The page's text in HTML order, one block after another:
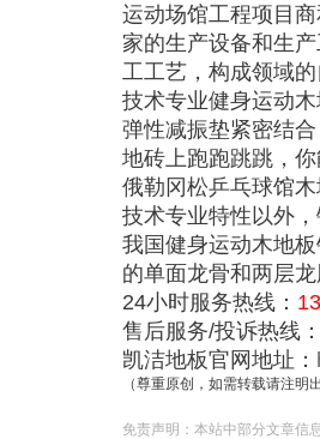
运动场馆工程项目
家的生产设备和生
工工艺，构成领域
技术专业健身运动
弹性减振垫紧密结
地砖上跑跑跳跳，你
俄勒冈松乒乓球馆
技术专业特性以外
我国健身运动木地
的单面龙骨和两层
24小时服务热线：
售后服务/投诉热线：
凯洁地板官网地址：
（尊重原创，如需转载请注明
免责声明：本站中部分文章信